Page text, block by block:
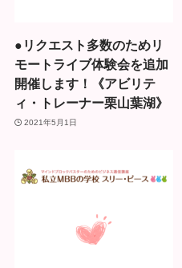
●リクエスト多数のためリ
モートライブ体験会を追加
開催します！《アビリテ
ィ・トレーナー栗山葉湖》
2021年5月1日